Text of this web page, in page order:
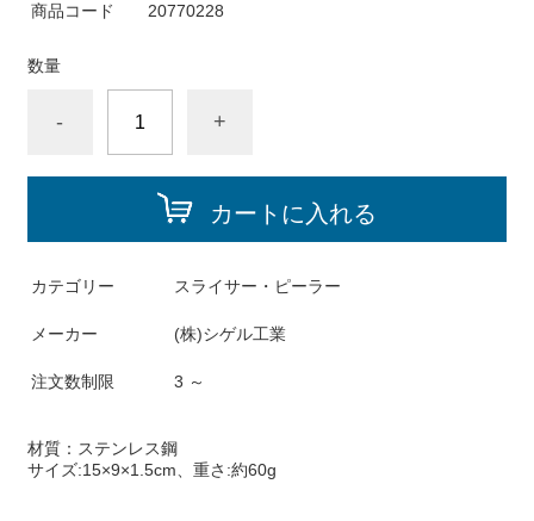
商品コード 20770228
数量
- +
カートに入れる
カテゴリー スライサー・ピーラー
メーカー (株)シゲル工業
注文数制限 3 ～
材質： ステンレス鋼
サイズ:15×9×1.5cm、重さ:約60g